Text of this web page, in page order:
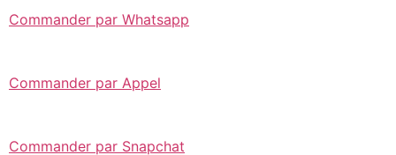
Commander par Whatsapp
Commander par Appel
Commander par Snapchat